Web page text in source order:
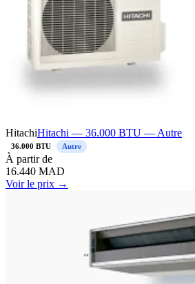
HitachiHitachi — 36.000 BTU — Autre
36.000 BTU Autre
À partir de
16.440 MAD
Voir le prix →